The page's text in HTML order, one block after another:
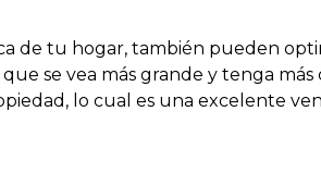
de tu hogar, también pueden
se vea más grande y tenga más
lo cual es una excelente